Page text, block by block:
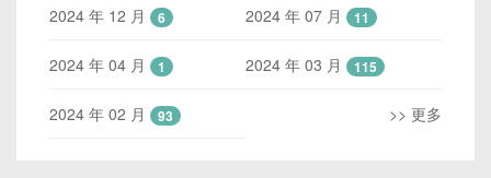
2024 年 12 月 6 2024 年 07 月 11
2024 年 04 月 1 2024 年 03 月 115
2024 年 02 月 93 >> 更多